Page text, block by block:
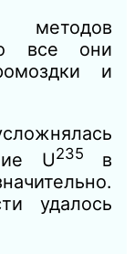
методов
все они
и
U235 в
удалось